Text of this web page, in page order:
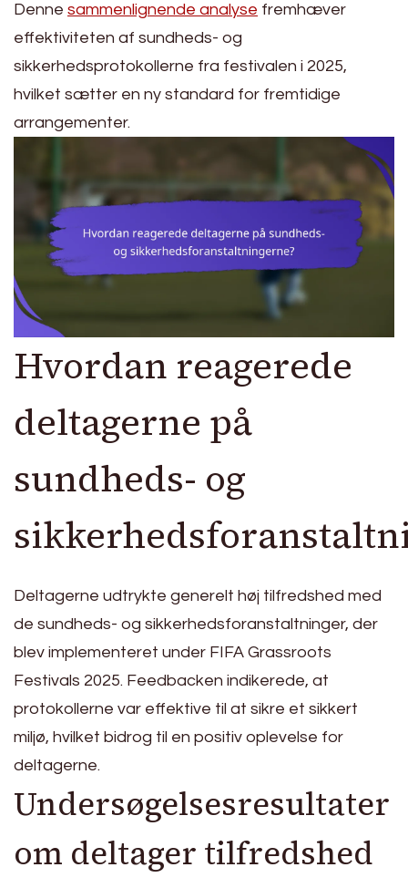
Denne sammenlignende analyse fremhæver
effektiviteten af sundheds- og
sikkerhedsprotokollerne fra festivalen i 2025,
hvilket sætter en ny standard for fremtidige
arrangementer.
Hvordan reagerede
deltagerne på
sundheds- og
Deltagerne udtrykte generelt høj tilfredshed med
de sundheds- og sikkerhedsforanstaltninger, der
blev implementeret under FIFA Grassroots
Festivals 2025. Feedbacken indikerede, at
protokollerne var effektive til at sikre et sikkert
miljø, hvilket bidrog til en positiv oplevelse for
deltagerne.
Undersøgelsesresultater
om deltager tilfredshed